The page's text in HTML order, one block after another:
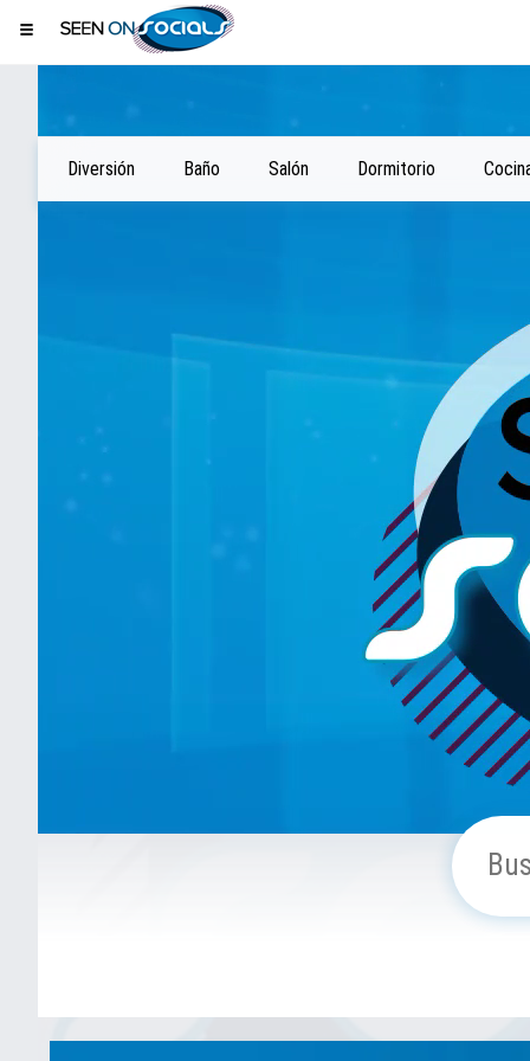
Diversión Baño Salón Dormitorio